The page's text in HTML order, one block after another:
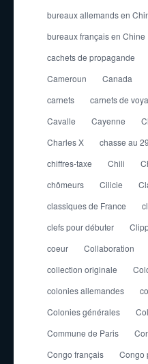
bureaux allemands en
bureaux français en Chine
cachets de propagande
Cameroun
Canada
carnets
carnets de
Cavalle
Cayenne
Charles X
chasse au
chiffres-taxe
Chili
chômeurs
Cilicie
classiques de France
clefs pour débuter
coeur
Collaboration
collection originale
colonies allemandes
Colonies générales
Commune de Paris
Congo français
Congo